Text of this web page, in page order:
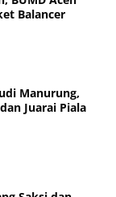
Balancer
Manurung,
Juarai Piala